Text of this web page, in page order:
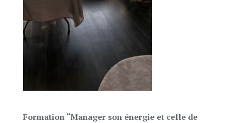
Formation “Manager son énergie et celle de